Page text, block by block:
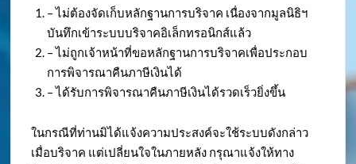
– ไม่ต้องจัดเก็บหลักฐานการบริจาค เนื่องจากมูลนิธิฯ
บันทึกเข้าระบบบริจาคอิเล็กทรอนิกส์แล้ว
– ไม่ถูกเจ้าหน้าที่ขอหลักฐานการบริจาคเพื่อประกอบ
การพิจารณาคืนภาษีเงินได้
– ได้รับการพิจารณาคืนภาษีเงินได้รวดเร็วยิ่งขึ้น
ในกรณีที่ท่านมิได้แจ้งความประสงค์จะใช้ระบบดังกล่าว
เมื่อบริจาค แต่เปลี่ยนใจในภายหลัง กรุณาแจ้งให้ทาง